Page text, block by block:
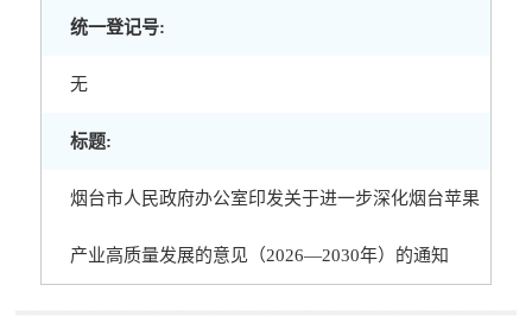
统一登记号:
无
标题:
烟台市人民政府办公室印发关于进一步深化烟台苹果
产业高质量发展的意见（2026—2030年）的通知